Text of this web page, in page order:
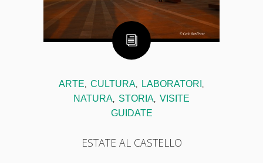
ARTE, CULTURA, LABORATORI ,
NATURA, STORIA, VISITE
GUIDATE
ESTATE AL CASTELLO